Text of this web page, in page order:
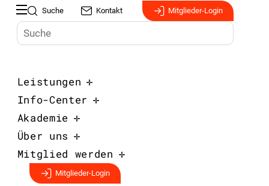
Suche Kontakt Mitglieder-Login
Leistungen
Info-Center
Akademie
Über uns
Mitglied werden
Mitglieder-Login